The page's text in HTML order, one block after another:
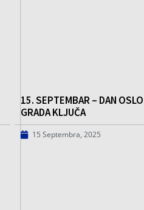
15. SEPTEMBAR – DAN
GRADA KLJUČA
15 Septembra, 2025